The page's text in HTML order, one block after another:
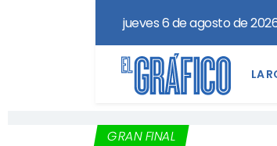
jueves 6 de agosto de
LA
GRAN FINAL